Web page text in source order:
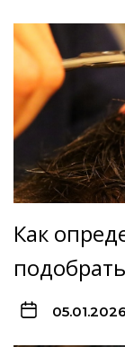
Как
05.01.2026